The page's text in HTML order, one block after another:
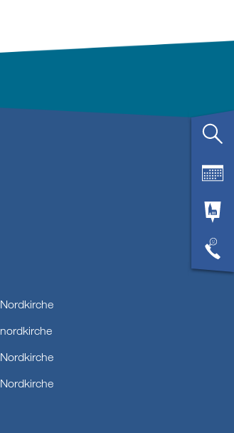
Nordkirche
nordkirche
Nordkirche
Nordkirche